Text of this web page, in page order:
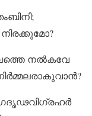
നൽകവേ